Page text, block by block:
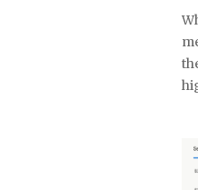
어
쓰
버
르
신
인